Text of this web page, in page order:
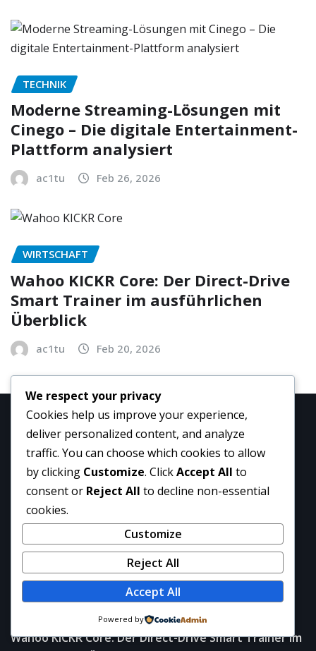
TECHNIK
Moderne Streaming-Lösungen mit
Cinego – Die digitale Entertainment-
Plattform analysiert
ac1tu Feb 26, 2026
WIRTSCHAFT
Wahoo KICKR Core: Der Direct-Drive
Smart Trainer im ausführlichen
Überblick
ac1tu Feb 20, 2026
Latest Post
Diese Dufte riechen genauso – Kaufberater 2025-
Parfum wie Nivea
Mehr als nur Chili Herkunft, Geschmack &
Verwendung-Gochugaru
Moderne Streaming-Lösungen mit Cinego – Die
digitale Entertainment-Plattform analysiert
Wahoo KICKR Core: Der Direct-Drive Smart Trainer im
We respect your privacy
Cookies help us improve your experience,
deliver personalized content, and analyze
traffic. You can choose which cookies to allow
by clicking Customize. ClickAccept All to
consent or Reject All to decline non-essential
cookies.
Customize
Reject All
Accept All
Powered by